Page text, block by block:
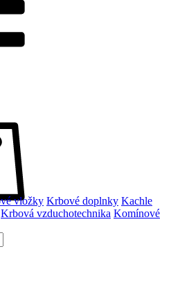
vložky Krbové doplnky Kachle
Krbová vzduchotechnika Komínové